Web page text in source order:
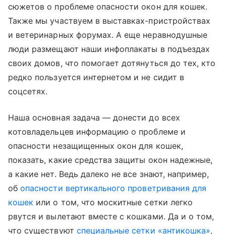
сюжетов о проблеме опасности окон для кошек.
Также мы участвуем в выставках-пристройствах
и ветеринарных форумах. А еще неравнодушные
люди размещают наши инфоплакаты в подъездах
своих домов, что помогает дотянуться до тех, кто
редко пользуется интернетом и не сидит в
соцсетях.
Наша основная задача — донести до всех
котовладельцев информацию о проблеме и
опасности незащищенных окон для кошек,
показать, какие средства защиты окон надежные,
а какие нет. Ведь далеко не все знают, например,
обопасности вертикального проветривания для
кошек или о том, что москитные сетки легко
рвутся и вылетают вместе с кошками. Да и о том,
что существуют специальные сетки «антикошка»,